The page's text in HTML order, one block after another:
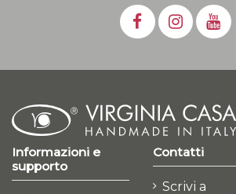
Informazioni e
supporto
Contatti
Scrivi a